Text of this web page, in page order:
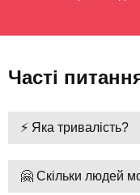
Часті
⚡ Яка тривалість?
🤗 Скільки людей